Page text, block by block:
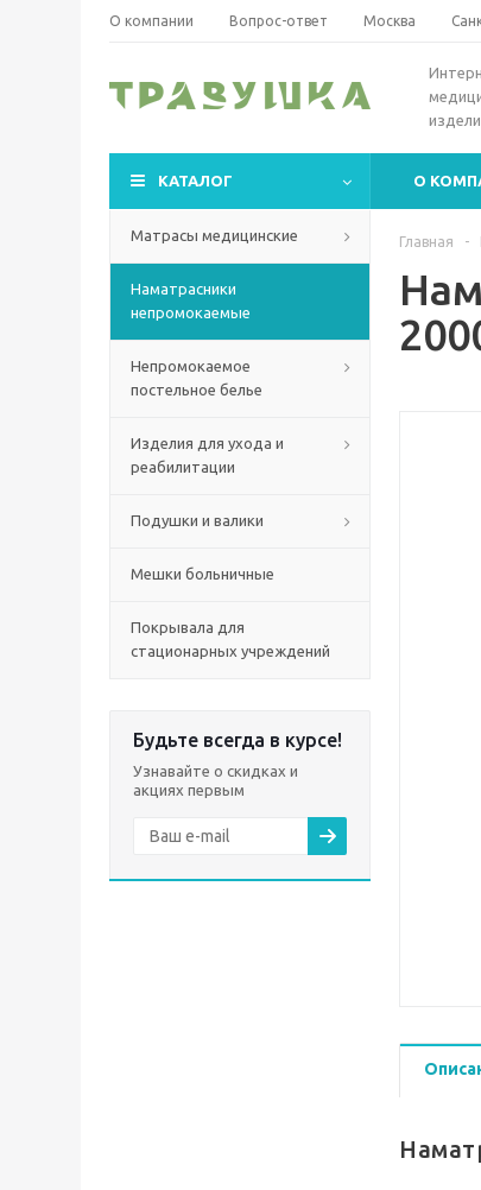
О компании Вопрос-ответ Москва
КАТАЛОГ О
Матрасы медицинские
Наматрасники
непромокаемые
Непромокаемое
постельное белье
Изделия для ухода и
реабилитации
Подушки и валики
Мешки больничные
Покрывала для
стационарных учреждений
Будьте всегда в курсе!
Узнавайте о скидках и
акциях первым
Главная -